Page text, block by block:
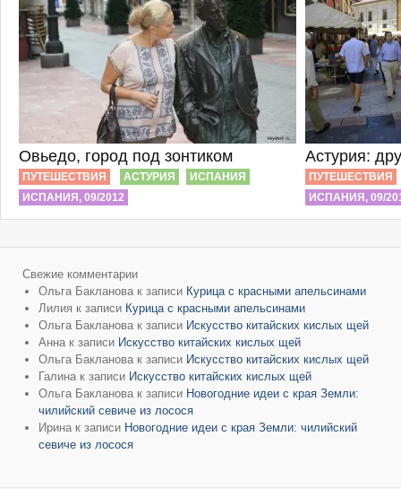
Овьедо, город под зонтиком
ПУТЕШЕСТВИЯ АСТУРИЯ
ИСПАНИЯ
ИСПАНИЯ, 09/2012
Астурия:
ПУТЕШЕСТВИЯ
ИСПАНИЯ, 09/
Свежие комментарии
Ольга Бакланова к записи Курица с красными апельсинами
Лилия к записи Курица с красными апельсинами
Ольга Бакланова к записи Искусство китайских кислых щей
Анна к записи Искусство китайских кислых щей
Ольга Бакланова к записи Искусство китайских кислых щей
Галина к записи Искусство китайских кислых щей
Ольга Бакланова к записи Новогодние идеи с края Земли:
чилийский севиче из лосося
Ирина к записи Новогодние идеи с края Земли: чилийский
севиче из лосося